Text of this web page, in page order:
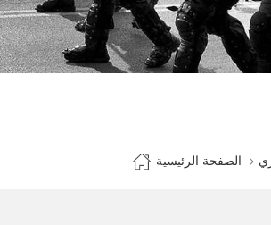
الصفحة الرئيسية